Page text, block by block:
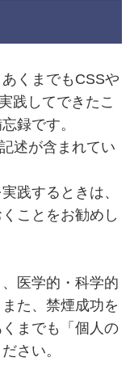
くまでもCSSや
践してできたこ
録です。
述が含まれてい
践するときは、
ことをお勧めし
医学的・科学的
た、禁煙成功を
までも「個人の
さい。